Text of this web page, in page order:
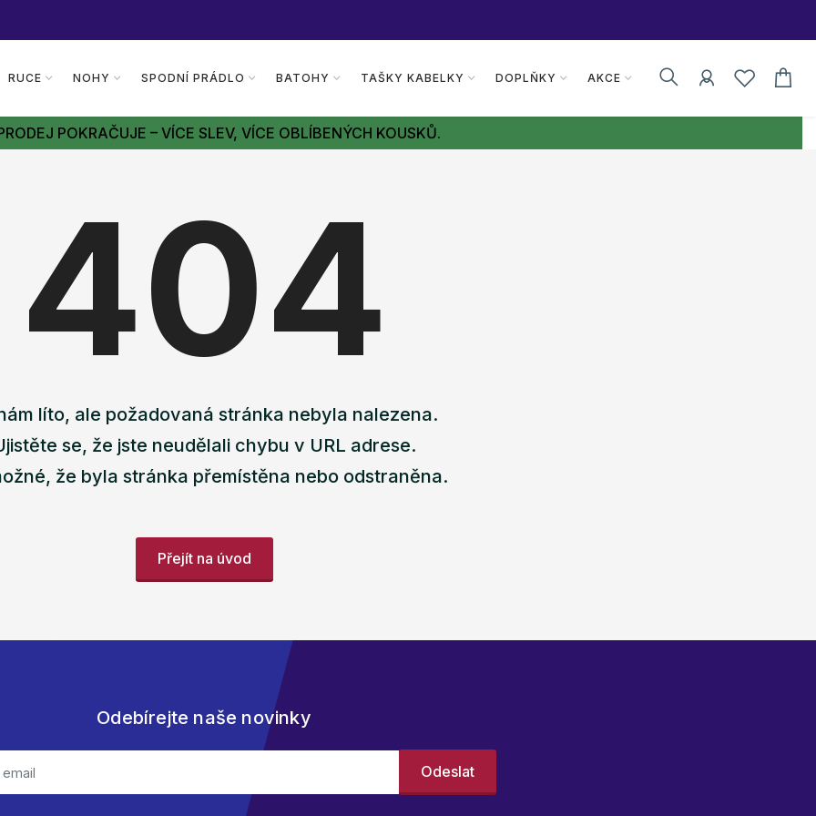
RUCE NOHY SPODNÍ PRÁDLO BATOHY TAŠKY KABELKY DOPLŇKY AKCE
POKRAČUJE – VÍCE SLEV, VÍCE OBLÍBENÝCH KOUSKŮ.
404
líto, ale požadovaná stránka nebyla nalezena.
se, že jste neudělali chybu v URL adrese.
že byla stránka přemístěna nebo odstraněna.
Přejít na úvod
Odebírejte naše novinky